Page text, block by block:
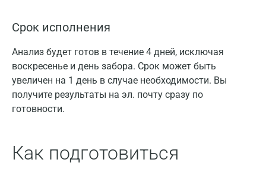
Срок исполнения
Анализ будет готов в течение 4 дней, исключая
воскресенье и день забора. Срок может быть
увеличен на 1 день в случае необходимости. Вы
получите результаты на эл. почту сразу по
готовности.
Как подготовиться